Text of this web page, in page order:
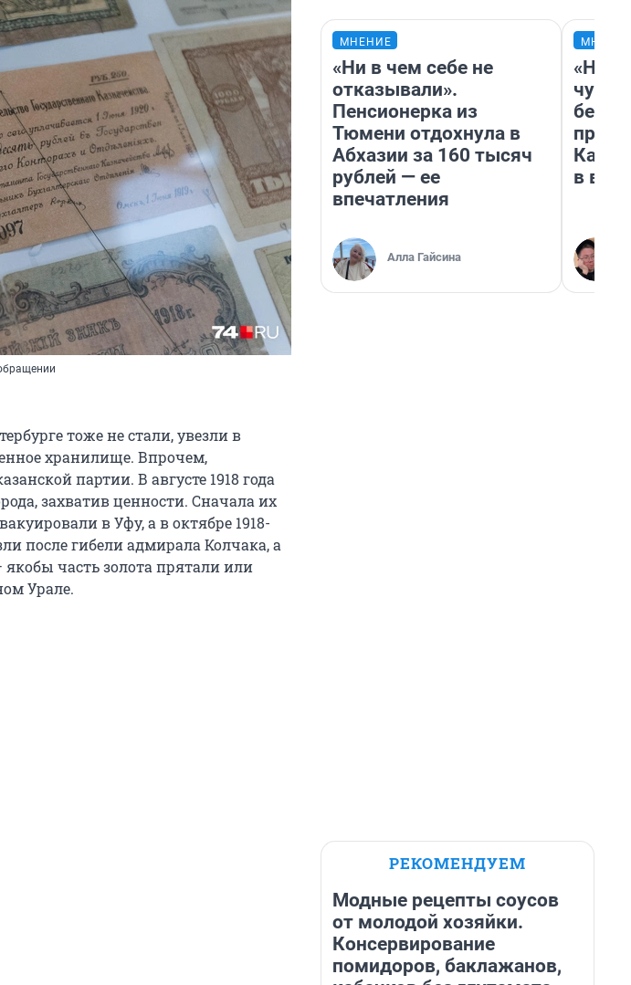
тоже не стали, увезли в
хранилище. Впрочем,
партии. В августе 1918 года
захватив ценности. Сначала их
в Уфу, а в октябре 1918-
после гибели адмирала Колчака, а
часть золота прятали или
Урале.
МНЕНИЕ
«Ни в чем себе не
отказывали».
Пенсионерка из
Тюмени отдохнула в
Абхазии за 160 тысяч
рублей — ее
впечатления
Алла Гайсина
в
РЕКОМЕНДУЕМ
Модные рецепты соусов
от молодой хозяйки.
Консервирование
помидоров, баклажанов,